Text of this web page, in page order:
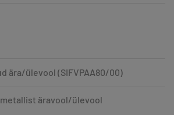
ära/ülevool (SIFVPAA80/00)
äravool/ülevool